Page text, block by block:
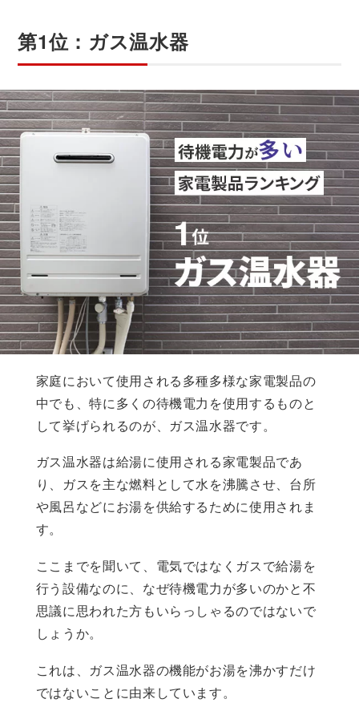
第1位：ガス温水器
家庭において使用される多種多様な家電製品の
中でも、特に多くの待機電力を使用するものと
して挙げられるのが、ガス温水器です。
ガス温水器は給湯に使用される家電製品であ
り、ガスを主な燃料として水を沸騰させ、台所
や風呂などにお湯を供給するために使用されま
す。
ここまでを聞いて、電気ではなくガスで給湯を
行う設備なのに、なぜ待機電力が多いのかと不
思議に思われた方もいらっしゃるのではないで
しょうか。
これは、ガス温水器の機能がお湯を沸かすだけ
ではないことに由来しています。